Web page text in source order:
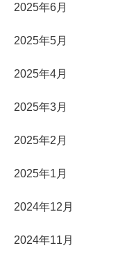
2025年6月
2025年5月
2025年4月
2025年3月
2025年2月
2025年1月
2024年12月
2024年11月